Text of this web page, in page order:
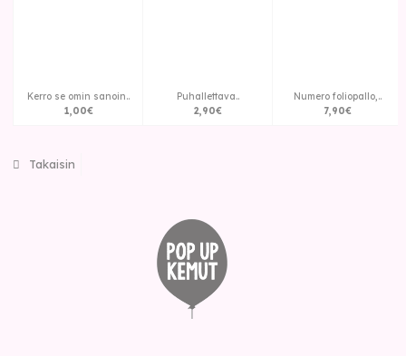
Kerro se omin sanoin..
1,00€
Puhallettava..
2,90€
Numero foliopallo,..
7,90€
Takaisin